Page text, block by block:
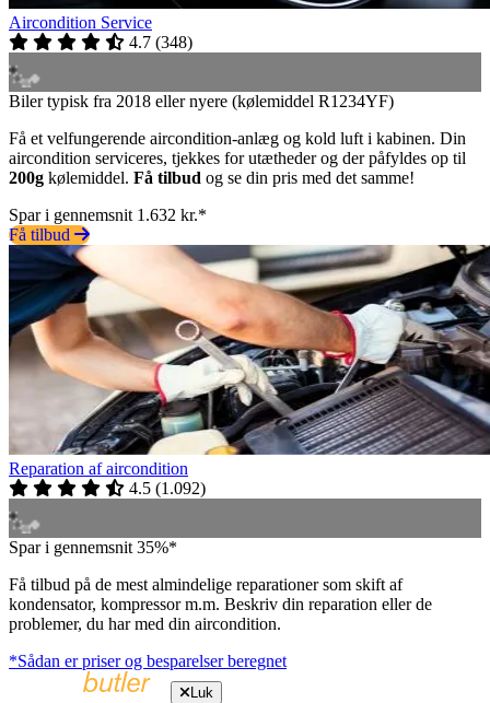
Aircondition Service
4.7 (348)
Biler typisk fra 2018 eller nyere (kølemiddel R1234YF)
Få et velfungerende aircondition-anlæg og kold luft i kabinen. Din
aircondition serviceres, tjekkes for utætheder og der påfyldes op til
200g kølemiddel. Få tilbud og se din pris med det samme!
Spar i gennemsnit 1.632 kr.*
Få tilbud
Reparation af aircondition
4.5 (1.092)
Spar i gennemsnit 35%*
Få tilbud på de mest almindelige reparationer som skift af
kondensator, kompressor m.m. Beskriv din reparation eller de
problemer, du har med din aircondition.
*Sådan er priser og besparelser beregnet
Luk